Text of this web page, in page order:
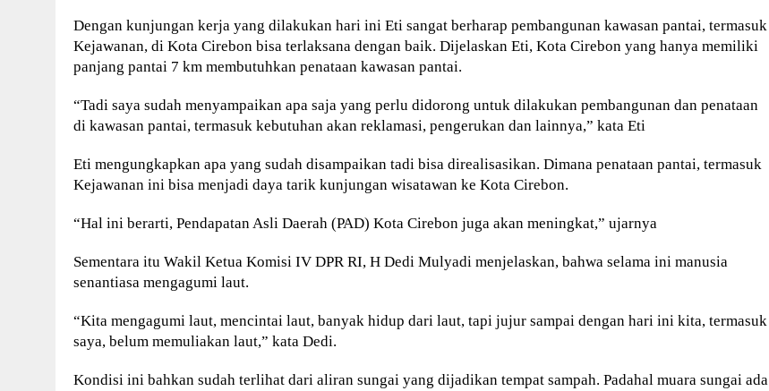
Dengan kunjungan kerja yang dilakukan hari ini Eti sangat berharap pembangunan kawasan pantai, termasuk
Kejawanan, di Kota Cirebon bisa terlaksana dengan baik. Dijelaskan Eti, Kota Cirebon yang hanya memiliki
panjang pantai 7 km membutuhkan penataan kawasan pantai.
“Tadi saya sudah menyampaikan apa saja yang perlu didorong untuk dilakukan pembangunan dan penataan
di kawasan pantai, termasuk kebutuhan akan reklamasi, pengerukan dan lainnya,” kata Eti
Eti mengungkapkan apa yang sudah disampaikan tadi bisa direalisasikan. Dimana penataan pantai, termasuk
Kejawanan ini bisa menjadi daya tarik kunjungan wisatawan ke Kota Cirebon.
“Hal ini berarti, Pendapatan Asli Daerah (PAD) Kota Cirebon juga akan meningkat,” ujarnya
Sementara itu Wakil Ketua Komisi IV DPR RI, H Dedi Mulyadi menjelaskan, bahwa selama ini manusia
senantiasa mengagumi laut.
“Kita mengagumi laut, mencintai laut, banyak hidup dari laut, tapi jujur sampai dengan hari ini kita, termasuk
saya, belum memuliakan laut,” kata Dedi.
Kondisi ini bahkan sudah terlihat dari aliran sungai yang dijadikan tempat sampah. Padahal muara sungai ada